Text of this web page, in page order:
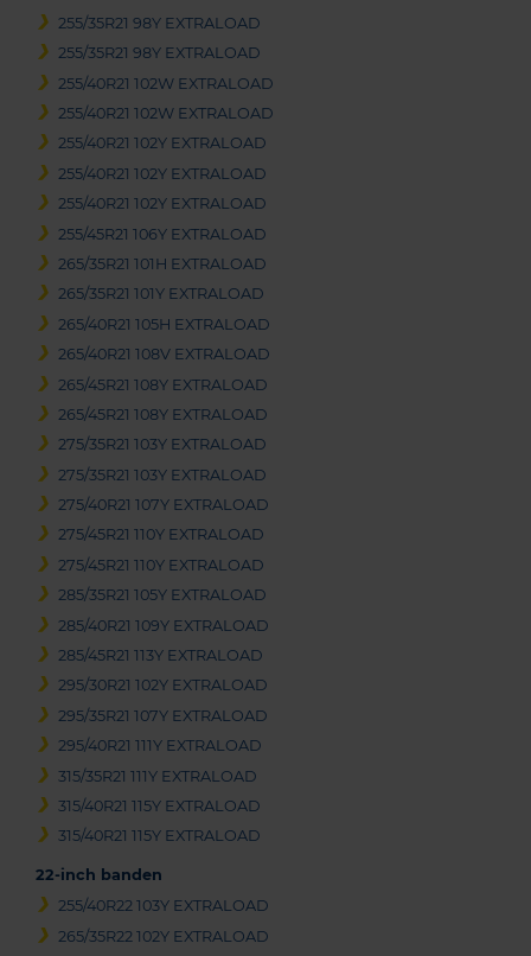
255/35R21 98Y EXTRALOAD
255/35R21 98Y EXTRALOAD
255/40R21 102W EXTRALOAD
255/40R21 102W EXTRALOAD
255/40R21 102Y EXTRALOAD
255/40R21 102Y EXTRALOAD
255/40R21 102Y EXTRALOAD
255/45R21 106Y EXTRALOAD
265/35R21 101H EXTRALOAD
265/35R21 101Y EXTRALOAD
265/40R21 105H EXTRALOAD
265/40R21 108V EXTRALOAD
265/45R21 108Y EXTRALOAD
265/45R21 108Y EXTRALOAD
275/35R21 103Y EXTRALOAD
275/35R21 103Y EXTRALOAD
275/40R21 107Y EXTRALOAD
275/45R21 110Y EXTRALOAD
275/45R21 110Y EXTRALOAD
285/35R21 105Y EXTRALOAD
285/40R21 109Y EXTRALOAD
285/45R21 113Y EXTRALOAD
295/30R21 102Y EXTRALOAD
295/35R21 107Y EXTRALOAD
295/40R21 111Y EXTRALOAD
315/35R21 111Y EXTRALOAD
315/40R21 115Y EXTRALOAD
315/40R21 115Y EXTRALOAD
22-inch banden
255/40R22 103Y EXTRALOAD
265/35R22 102Y EXTRALOAD